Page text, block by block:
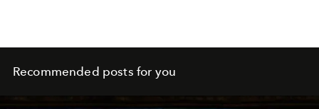
Recommended posts for you